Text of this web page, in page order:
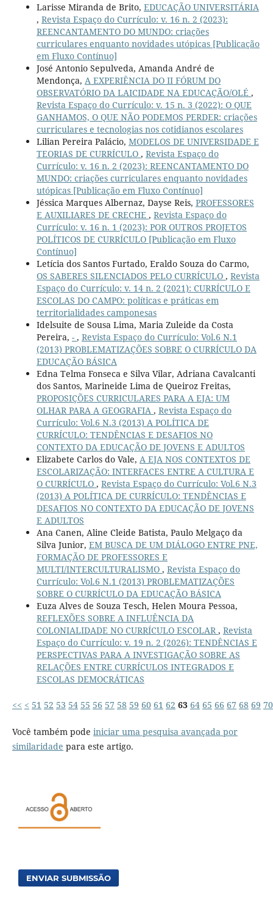
Larisse Miranda de Brito, EDUCAÇÃO UNIVERSITÁRIA
, Revista Espaço do Currículo: v. 16 n. 2 (2023):
REENCANTAMENTO DO MUNDO: criações
curriculares enquanto novidades utópicas [Publicação
em Fluxo Contínuo]
José Antonio Sepulveda, Amanda André de
Mendonça, A EXPERIÊNCIA DO II FÓRUM DO
OBSERVATÓRIO DA LAICIDADE NA EDUCAÇÃO/OLÉ ,
Revista Espaço do Currículo: v. 15 n. 3 (2022): O QUE
GANHAMOS, O QUE NÃO PODEMOS PERDER: criações
curriculares e tecnologias nos cotidianos escolares
Lilian Pereira Palácio, MODELOS DE UNIVERSIDADE E
TEORIAS DE CURRÍCULO , Revista Espaço do
Currículo: v. 16 n. 2 (2023): REENCANTAMENTO DO
MUNDO: criações curriculares enquanto novidades
utópicas [Publicação em Fluxo Contínuo]
Jéssica Marques Albernaz, Dayse Reis, PROFESSORES
E AUXILIARES DE CRECHE , Revista Espaço do
Currículo: v. 16 n. 1 (2023): POR OUTROS PROJETOS
POLÍTICOS DE CURRÍCULO [Publicação em Fluxo
Contínuo]
Letícia dos Santos Furtado, Eraldo Souza do Carmo,
OS SABERES SILENCIADOS PELO CURRÍCULO , Revista
Espaço do Currículo: v. 14 n. 2 (2021): CURRÍCULO E
ESCOLAS DO CAMPO: políticas e práticas em
territorialidades camponesas
Idelsuite de Sousa Lima, Maria Zuleide da Costa
Pereira, - , Revista Espaço do Currículo: Vol.6 N.1
(2013) PROBLEMATIZAÇÕES SOBRE O CURRÍCULO DA
EDUCAÇÃO BÁSICA
Edna Telma Fonseca e Silva Vilar, Adriana Cavalcanti
dos Santos, Marineide Lima de Queiroz Freitas,
PROPOSIÇÕES CURRICULARES PARA A EJA: UM
OLHAR PARA A GEOGRAFIA , Revista Espaço do
Currículo: Vol.6 N.3 (2013) A POLÍTICA DE
CURRÍCULO: TENDÊNCIAS E DESAFIOS NO
CONTEXTO DA EDUCAÇÃO DE JOVENS E ADULTOS
Elizabete Carlos do Vale, A EJA NOS CONTEXTOS DE
ESCOLARIZAÇÃO: INTERFACES ENTRE A CULTURA E
O CURRÍCULO , Revista Espaço do Currículo: Vol.6 N.3
(2013) A POLÍTICA DE CURRÍCULO: TENDÊNCIAS E
DESAFIOS NO CONTEXTO DA EDUCAÇÃO DE JOVENS
E ADULTOS
Ana Canen, Aline Cleide Batista, Paulo Melgaço da
Silva Junior, EM BUSCA DE UM DIÁLOGO ENTRE PNE,
FORMAÇÃO DE PROFESSORES E
MULTI/INTERCULTURALISMO , Revista Espaço do
Currículo: Vol.6 N.1 (2013) PROBLEMATIZAÇÕES
SOBRE O CURRÍCULO DA EDUCAÇÃO BÁSICA
Euza Alves de Souza Tesch, Helen Moura Pessoa,
REFLEXÕES SOBRE A INFLUÊNCIA DA
COLONIALIDADE NO CURRÍCULO ESCOLAR, Revista
Espaço do Currículo: v. 19 n. 2 (2026): TENDÊNCIAS E
PERSPECTIVAS PARA A INVESTIGAÇÃO SOBRE AS
RELAÇÕES ENTRE CURRÍCULOS INTEGRADOS E
ESCOLAS DEMOCRÁTICAS
<< < 51 52 53 54 55 56 57 58 59 60 61 62 63 64 65 66 67 68 69 70
Você também pode iniciar uma pesquisa avançada por
similaridade para este artigo.
ENVIAR SUBMISSÃO